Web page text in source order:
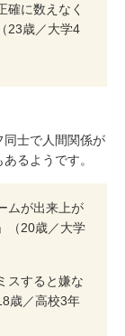
確に数えなく
23歳／大学4
同士で人間関係が
るようです。
ムが出来上が
（20歳／大学
スすると嫌な
歳／高校3年